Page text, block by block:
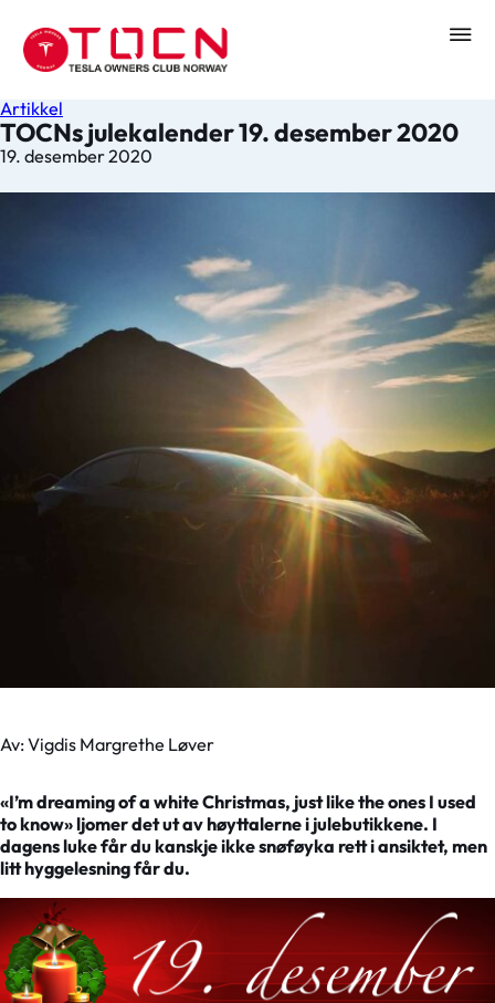
TOCNs julekalender 19. desember 2020
Artikkel
19. desember 2020
Av: Vigdis Margrethe Løver
«I’m dreaming of a white Christmas, just like the ones I used
to know» ljomer det ut av høyttalerne i julebutikkene. I
dagens luke får du kanskje ikke snøføyka rett i ansiktet, men
litt hyggelesning får du.